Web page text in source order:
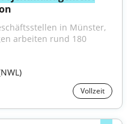
arbeiten rund 180
Vollzeit